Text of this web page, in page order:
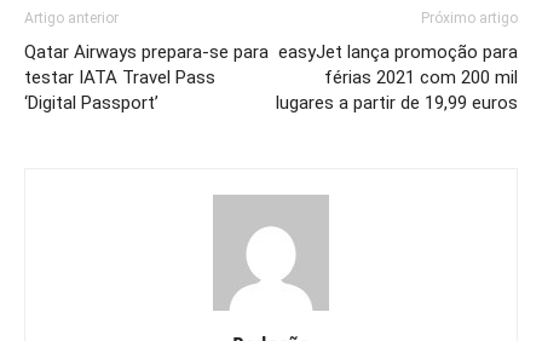
Artigo anterior
Qatar Airways prepara-se para
testar IATA Travel Pass
‘Digital Passport’
Próximo artigo
easyJet lança promoção para
férias 2021 com 200 mil
lugares a partir de 19,99 euros